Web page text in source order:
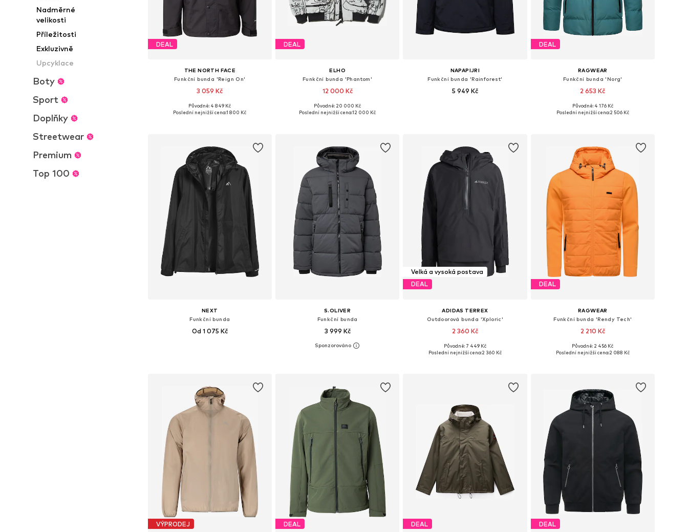
Nadměrné
velikosti
Příležitosti
Exkluzivně
Upcyklace
Boty
Sport
Doplňky
Streetwear
Premium
Top 100
DEAL
THE NORTH FACE
Funkční bunda 'Reign On'
3 059 Kč
Dostupné velikosti: S, M, L, XL
Původně: 4 849 Kč
Poslední nejnižší cena:1 800 Kč
DEAL
ELHO
Funkční bunda 'Phantom'
12 000 Kč
Dostupné velikosti: S, M, L, XL
Původně: 20 000 Kč
Poslední nejnižší cena:12 000 Kč
NAPAPIJRI
Funkční bunda 'Rainforest'
5 949 Kč
DEAL
RAGWEAR
Funkční bunda 'Norg'
2 653 Kč
+ 1
Dostupné velikosti: S, M, L, XXL
Původně: 4 176 Kč
Poslední nejnižší cena:2 506 Kč
NEXT
Funkční bunda
Od 1 075 Kč
S.OLIVER
Funkční bunda
3 999 Kč
Dostupné velikosti: M, L, XL, XXL, XXXL
Velká a vysoká postava
DEAL
ADIDAS TERREX
Outdoorová bunda 'Xploric'
2 360 Kč
Dostupné velikosti: S, M, L, XL
Původně: 7 449 Kč
Poslední nejnižší cena:2 360 Kč
DEAL
RAGWEAR
Funkční bunda 'Rendy Tech'
2 210 Kč
+ 1
Dostupné v mnoha velikostech
Původně: 2 456 Kč
Poslední nejnižší cena:2 088 Kč
VÝPRODEJ DEAL DEAL DEAL